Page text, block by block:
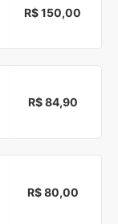
R$ 150,00
R$ 84,90
R$ 80,00